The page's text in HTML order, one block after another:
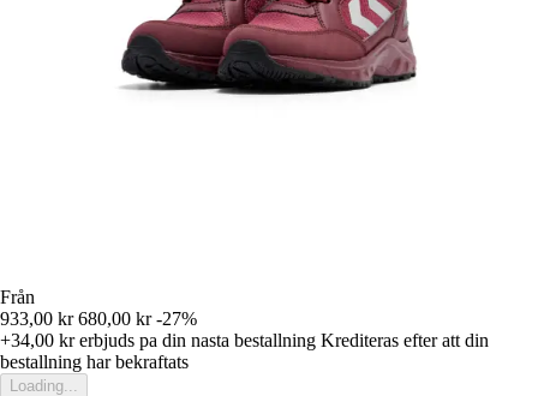
Från
933,00 kr 680,00 kr -27%
+34,00 krerbjuds pa din nasta bestallning Krediteras efter att din
bestallning har bekraftats
Loading...